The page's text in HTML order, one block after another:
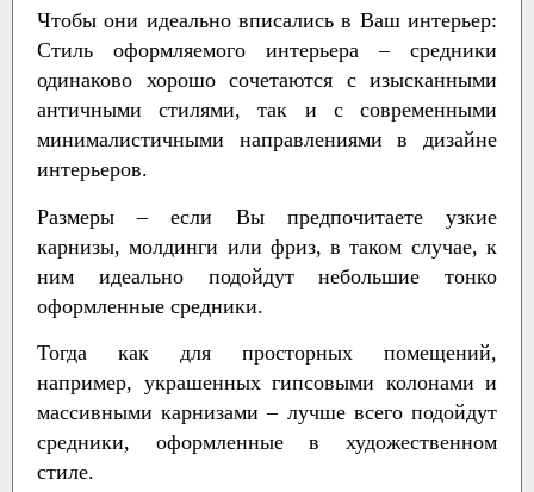
Чтобы они идеально вписались в Ваш интерьер:
Стиль оформляемого интерьера – средники
одинаково хорошо сочетаются с изысканными
античными стилями, так и с современными
минималистичными направлениями в дизайне
интерьеров.
Размеры – если Вы предпочитаете узкие
карнизы, молдинги или фриз, в таком случае, к
ним идеально подойдут небольшие тонко
оформленные средники.
Тогда как для просторных помещений,
например, украшенных гипсовыми колонами и
массивными карнизами – лучше всего подойдут
средники, оформленные в художественном
стиле.